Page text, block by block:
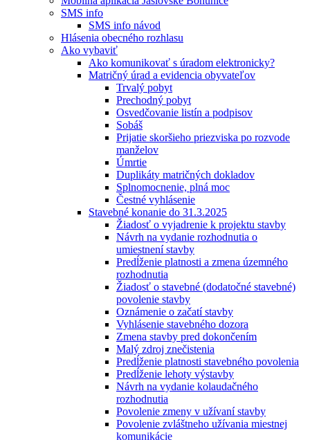
SMS info
SMS info návod
Hlásenia obecného rozhlasu
Ako vybaviť
Ako komunikovať s úradom elektronicky?
Matričný úrad a evidencia obyvateľov
Trvalý pobyt
Prechodný pobyt
Osvedčovanie listín a podpisov
Sobáš
Prijatie skoršieho priezviska po rozvode
manželov
Úmrtie
Duplikáty matričných dokladov
Splnomocnenie, plná moc
Čestné vyhlásenie
Stavebné konanie do 31.3.2025
Žiadosť o vyjadrenie k projektu stavby
Návrh na vydanie rozhodnutia o
umiestnení stavby
Predĺženie platnosti a zmena územného
rozhodnutia
Žiadosť o stavebné (dodatočné stavebné)
povolenie stavby
Oznámenie o začatí stavby
Vyhlásenie stavebného dozora
Zmena stavby pred dokončením
Malý zdroj znečistenia
Predĺženie platnosti stavebného povolenia
Predĺženie lehoty výstavby
Návrh na vydanie kolaudačného
rozhodnutia
Povolenie zmeny v užívaní stavby
Povolenie zvláštneho užívania miestnej
komunikácie